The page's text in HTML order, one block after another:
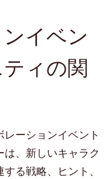
イベン
ィの関
ーションイベント
、新しいキャラク
る戦略、ヒント、